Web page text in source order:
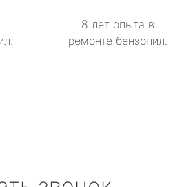
8 лет опыта в
ремонте бензопил.